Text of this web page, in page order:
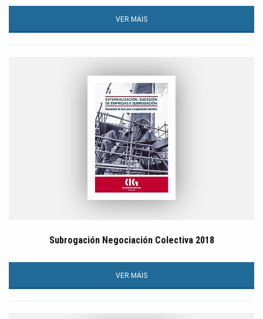
VER MÁIS
Subrogación Negociación Colectiva 2018
VER MÁIS